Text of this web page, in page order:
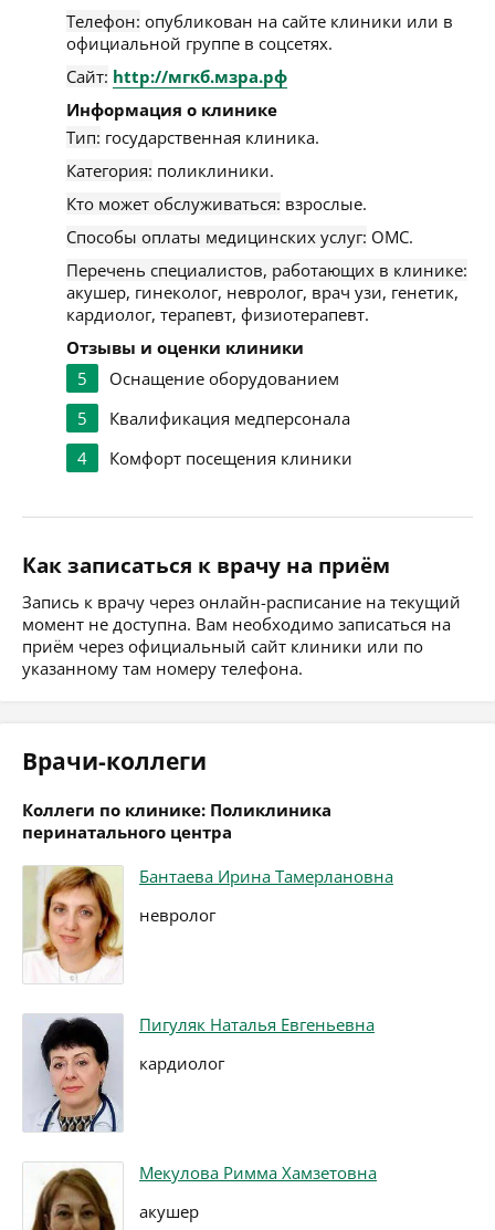
Телефон: опубликован на сайте клиники или в
официальной группе в соцсетях.
Сайт: http://мгкб.мзра.рф
Информация о клинике
Тип: государственная клиника.
Категория: поликлиники.
Кто может обслуживаться: взрослые.
Способы оплаты медицинских услуг: ОМС.
Перечень специалистов, работающих в клинике:
акушер, гинеколог, невролог, врач узи, генетик,
кардиолог, терапевт, физиотерапевт.
Отзывы и оценки клиники
5
Оснащение оборудованием
5
Квалификация медперсонала
4
Комфорт посещения клиники
Как записаться к врачу на приём
Запись к врачу через онлайн-расписание на текущий
момент не доступна. Вам необходимо записаться на
приём через официальный сайт клиники или по
указанному там номеру телефона.
Врачи-коллеги
Коллеги по клинике: Поликлиника
перинатального центра
Бантаева Ирина Тамерлановна
невролог
Пигуляк Наталья Евгеньевна
кардиолог
Мекулова Римма Хамзетовна
акушер